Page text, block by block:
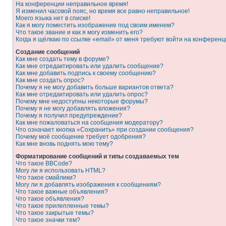
На конференции неправильное время!
Я изменил часовой пояс, но время все равно неправильное!
Моего языка нет в списке!
Как я могу поместить изображение под своим именем?
Что такое звание и как я могу изменить его?
Когда я щёлкаю по ссылке «email» от меня требуют войти на
Создание сообщений
Как мне создать тему в форуме?
Как мне отредактировать или удалить сообщение?
Как мне добавить подпись к своему сообщению?
Как мне создать опрос?
Почему я не могу добавить больше вариантов ответа?
Как мне отредактировать или удалить опрос?
Почему мне недоступны некоторые форумы?
Почему я не могу добавлять вложения?
Почему я получил предупреждение?
Как мне пожаловаться на сообщения модератору?
Что означает кнопка «Сохранить» при создании сообщения?
Почему моё сообщение требует одобрения?
Как мне вновь поднять мою тему?
Форматирование сообщений и типы создаваемых тем
Что такое BBCode?
Могу ли я использовать HTML?
Что такое смайлики?
Могу ли я добавлять изображения к сообщениям?
Что такое важные объявления?
Что такое объявления?
Что такое прилепленные темы?
Что такое закрытые темы?
Что такое значки тем?